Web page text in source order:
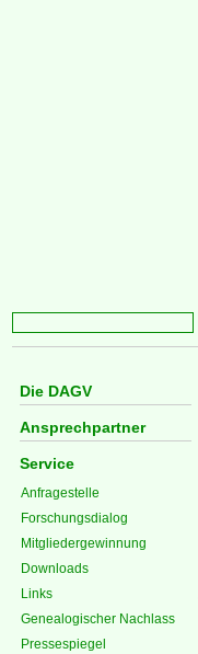
Die DAGV
Ansprechpartner
Service
Anfragestelle
Forschungsdialog
Mitgliedergewinnung
Downloads
Links
Genealogischer Nachlass
Pressespiegel